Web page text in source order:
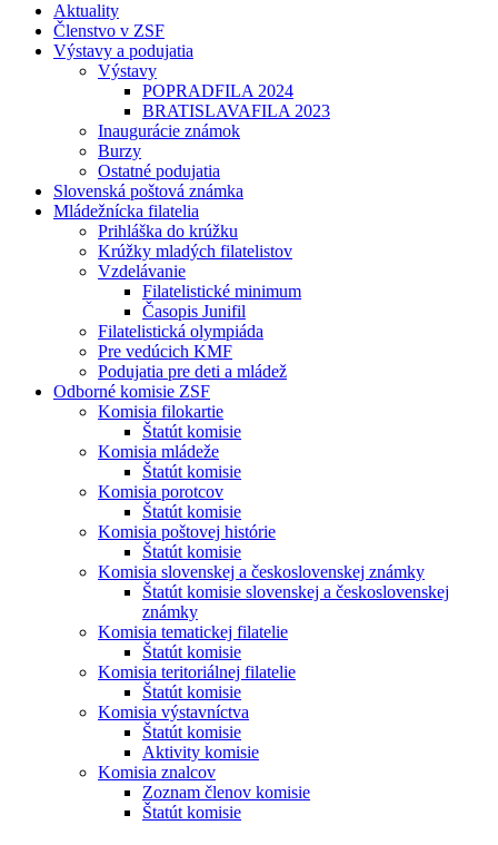
Aktuality
Členstvo v ZSF
Výstavy a podujatia
Výstavy
POPRADFILA 2024
BRATISLAVAFILA 2023
Inaugurácie známok
Burzy
Ostatné podujatia
Slovenská poštová známka
Mládežnícka filatelia
Prihláška do krúžku
Krúžky mladých filatelistov
Vzdelávanie
Filatelistické minimum
Časopis Junifil
Filatelistická olympiáda
Pre vedúcich KMF
Podujatia pre deti a mládež
Odborné komisie ZSF
Komisia filokartie
Štatút komisie
Komisia mládeže
Štatút komisie
Komisia porotcov
Štatút komisie
Komisia poštovej histórie
Štatút komisie
Komisia slovenskej a československej známky
Štatút komisie slovenskej a československej
známky
Komisia tematickej filatelie
Štatút komisie
Komisia teritoriálnej filatelie
Štatút komisie
Komisia výstavníctva
Štatút komisie
Aktivity komisie
Komisia znalcov
Zoznam členov komisie
Štatút komisie